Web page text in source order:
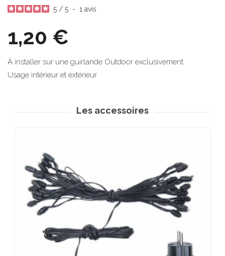
5 / 5 - 1 avis
1,20 €
À installer sur une guirlande Outdoor exclusivement
Usage intérieur et extérieur
Les accessoires